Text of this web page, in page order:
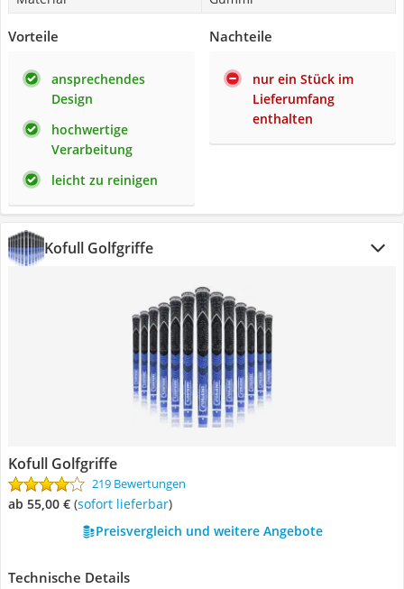
Vorteile
ansprechendes
Design
hochwertige
Verarbeitung
leicht zu reinigen
Nachteile
nur ein Stück im
Lieferumfang
enthalten
Kofull Golfgriffe
Kofull Golfgriffe
219 Bewertungen
ab 55,00 € ( Sofort lieferbar)
Preisvergleich und weitere Angebote
Technische Details